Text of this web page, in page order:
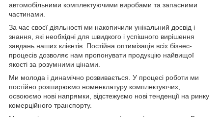
автомобільними комплектуючими виробами та запасними
частинами.
За час своєї діяльності ми накопичили унікальний досвід і
знання, які необхідні для швидкого і успішного вирішення
завдань наших клієнтів. Постійна оптимізація всіх бізнес-
процесів дозволяє нам пропонувати продукцію найвищої
якості за розумними цінами.
Ми молода і динамічно розвивається. У процесі роботи ми
постійно розширюємо номенклатуру комплектуючих,
освоюємо нові напрямки, відстежуємо нові тенденції на ринку
комерційного транспорту.